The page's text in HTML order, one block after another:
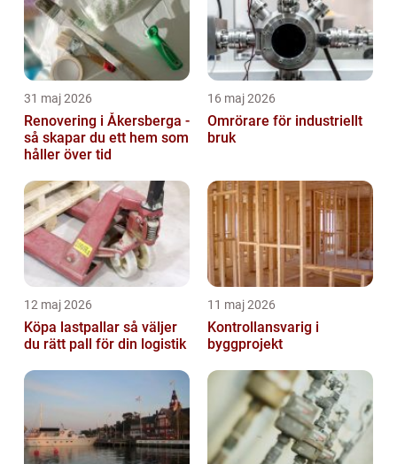
31 maj 2026
Renovering i Åkersberga -
så skapar du ett hem som
håller över tid
16 maj 2026
Omrörare för industriellt
bruk
12 maj 2026
Köpa lastpallar så väljer
du rätt pall för din logistik
11 maj 2026
Kontrollansvarig i
byggprojekt